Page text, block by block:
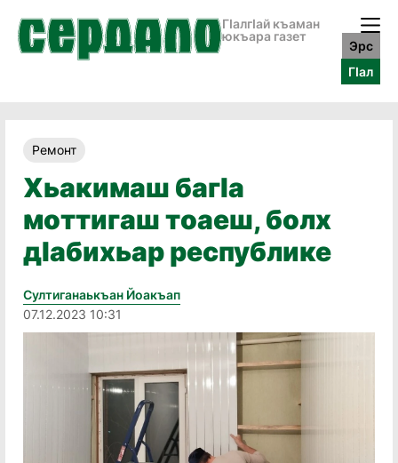
ГӀалгӀай къаман
юкъара газет
Эрс
ГӀал
Ремонт
Хьакимаш багIа
моттигаш тоаеш, болх
дIабихьар республике
Султиганаькъан Йоакъап
07.12.2023 10:31